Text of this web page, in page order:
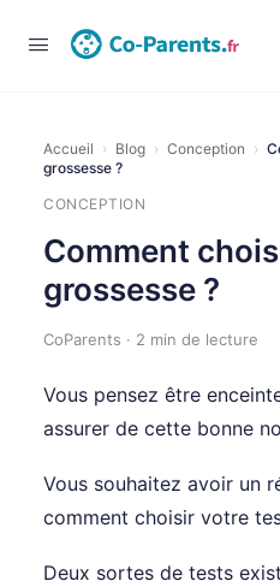
Accueil › Blog › Conception ›
grossesse ?
CONCEPTION
Comment
grossesse ?
CoParents · 2 min de lecture
Vous pensez être
assurer de cette bonne
Vous souhaitez avoir un
comment choisir votre
Deux sortes de tests